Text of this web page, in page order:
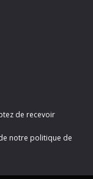
de recevoir
notre politique de